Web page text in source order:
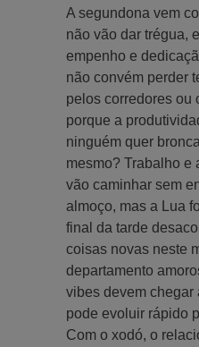
A segundona vem
não vão dar trégua,
empenho e
não convém perder
pelos corredores ou
porque a
ninguém quer
mesmo? Trabalho e
vão caminhar sem
almoço, mas a Lua
final da tarde
coisas novas neste
departamento
vibes devem chegar
pode evoluir rápido
Com o xodó, o